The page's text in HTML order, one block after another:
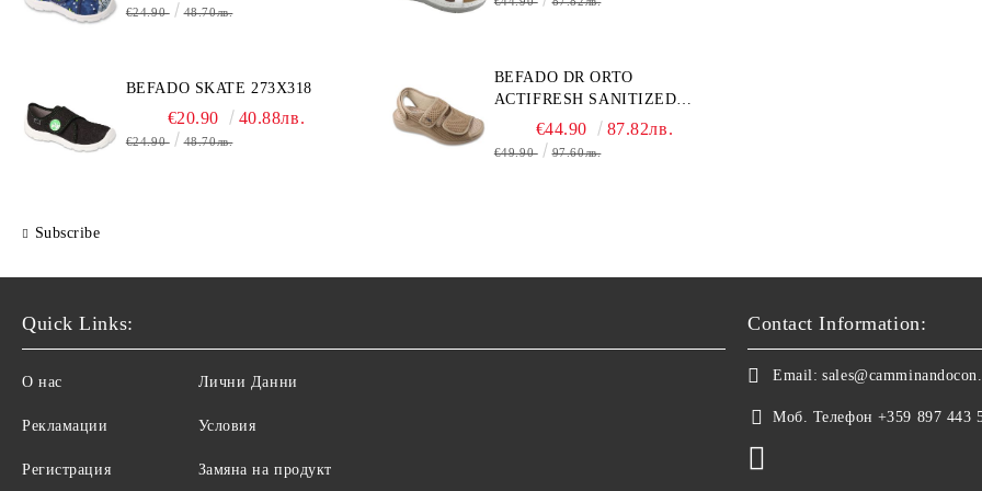
€24.90 48.70лв.
BEFADO SKATE 273X318
€20.90 40.88лв.
€24.90 48.70лв.
Subscribe
BEFADO DR ORTO
ACTIFRESH SANITIZED
077D005 ЖЕНСКАЯ ОБУВЬ
€44.90 87.82лв.
€49.90 97.60лв.
Quick Links:
О нас
Рекламации
Регистрация
Лични Данни
Условия
Замяна на продукт
Contact Information:
Email:
Моб. Телефон +359 897 443